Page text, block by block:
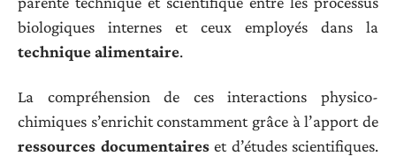
biologiques internes et ceux employés dans la
technique alimentaire.
La compréhension de ces interactions physico-
chimiques s’enrichit constamment grâce à l’apport de
ressources documentaireset d’études scientifiques.